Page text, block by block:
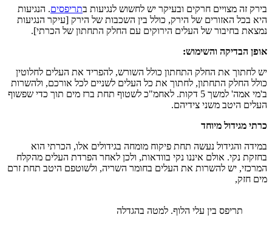
בירק זה מצויים חרקים ובעיקר יש לחשוש לנגיעות בתריפסים. הנגיעות
היא בכל האזורים של הירק, כולל בין השכבות של הירק [עיקר הנגיעות
נמצאת בחיבור של העלים הירוקים עם החלק התחתון של הכרתי].
אופן הבדיקה והשימוש:
יש לחתוך את החלק התחתון כולל השורש, להפריד את העלים לחלוטין
כולל החלק התחתון, לחתוך את כל העלים לשניים לכל אורכם, ולהשרות
ב'מי אמה' למשך 5 דקות. לאחמ"כ לשטוף תחת ברז מים תוך כדי שפשוף
העלים היטב משני צידיהם.
כרתי מגידול מיוחד
במידה והגידול נעשה תחת פיקוח מומחה בגידולים אלו, הכרתי הוא
בחזקת נקי. אולם איננו נקי בוודאות, ולכן לאחר הפרדת העלים מהקלח
המרכזי, יש להשרות את העלים בחומר השריה, ולשוטפם היטב תחת זרם
מים חזק,
תריפס בין עלי הלוף. למטה בהגדלה